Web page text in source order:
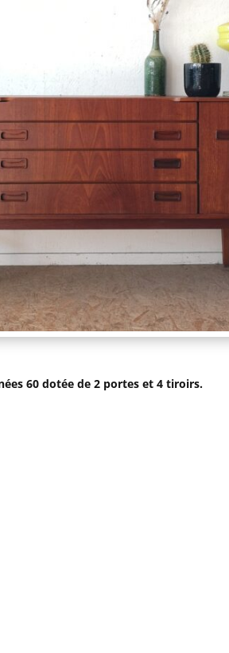
60 dotée de 2 portes et 4 tiroirs.